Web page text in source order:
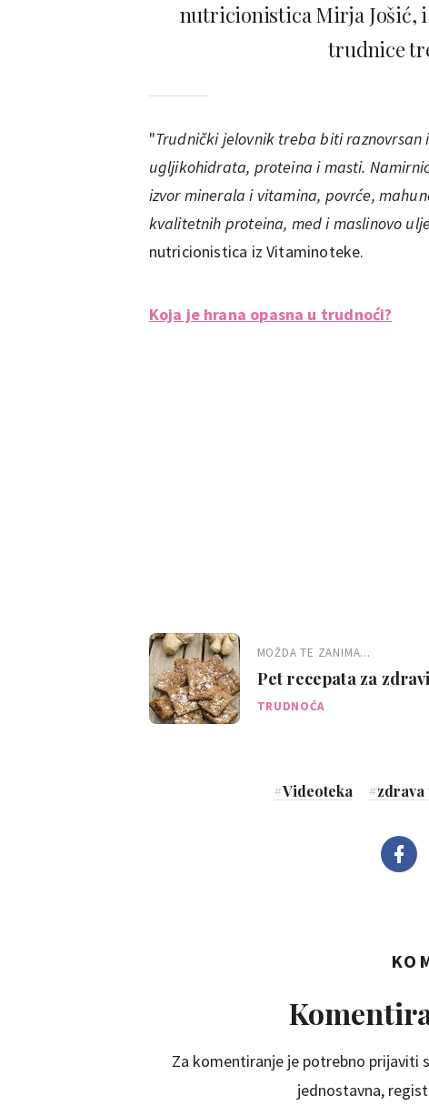
nutricionistica Mirja Jošić,
trudnice
"Trudnički jelovnik treba biti
ugljikohidrata, proteina i masti.
izvor minerala i vitamina, povrće,
kvalitetnih proteina, med i maslinovo
nutricionistica iz Vitaminoteke.
Koja je hrana opasna u trudnoći?
MOŽDA TE ZANIMA...
Pet recepata za
TRUDNOĆA
#Videoteka #
Za komentiranje je potrebno prijaviti
jednostavna,